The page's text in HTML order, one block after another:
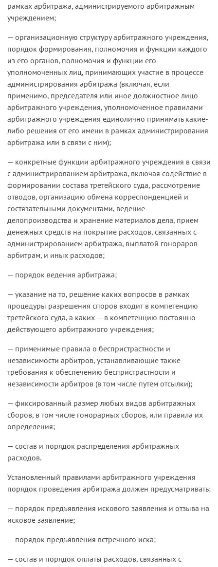
рамках арбитража, администрируемого арбитражным
учреждением;
— организационную структуру арбитражного учреждения,
порядок формирования, полномочия и функции каждого
из его органов, полномочия и функции его
уполномоченных лиц, принимающих участие в процессе
администрирования арбитража (включая, если
применимо, председателя или иное должностное лицо
арбитражного учреждения, уполномоченное правилами
арбитражного учреждения единолично принимать какие-
либо решения от его имени в рамках администрирования
арбитража или в связи с ним);
— конкретные функции арбитражного учреждения в связи
с администрированием арбитража, включая содействие в
формировании состава третейского суда, рассмотрение
отводов, организацию обмена корреспонденцией и
состязательными документами, ведение
делопроизводства и хранение материалов дела, прием
денежных средств на покрытие расходов, связанных с
администрированием арбитража, выплатой гонораров
арбитрам, и иных расходов;
— порядок ведения арбитража;
— указание на то, решение каких вопросов в рамках
процедуры разрешения споров входит в компетенцию
третейского суда, а каких — в компетенцию постоянно
действующего арбитражного учреждения;
— применимые правила о беспристрастности и
независимости арбитров, устанавливающие также
требования к обеспечению беспристрастности и
независимости арбитров (в том числе путем отсылки);
— фиксированный размер любых видов арбитражных
сборов, в том числе гонорарных сборов, или правила их
определения;
— состав и порядок распределения арбитражных
расходов.
Установленный правилами арбитражного учреждения
порядок проведения арбитража должен предусматривать:
— порядок предъявления искового заявления и отзыва на
исковое заявление;
— порядок предъявления встречного иска;
— состав и порядок оплаты расходов, связанных с